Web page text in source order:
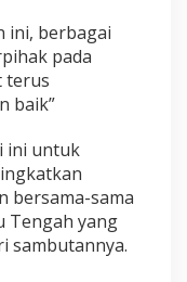
ini, berbagai
pada
terus
baik”
ini untuk
bersama-sama
Tengah yang
sambutannya.